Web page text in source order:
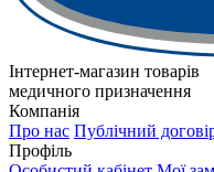
Інтернет-магазин товарів
медичного призначення
Компанія
Про нас Публічний
Профіль